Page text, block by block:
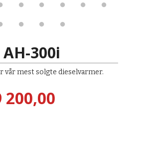
AH-300i
vår mest solgte dieselvarmer.
200,00